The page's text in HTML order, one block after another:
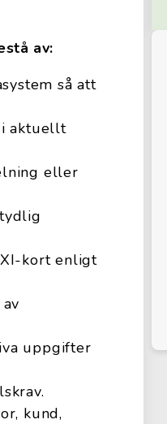
av:
så att
i aktuellt
eller
kort enligt
uppgifter
kund,